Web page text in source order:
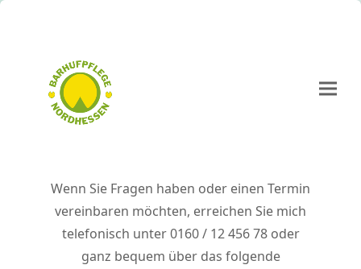
Wenn Sie Fragen haben oder einen Termin
vereinbaren möchten, erreichen Sie mich
telefonisch unter 0160 / 12 456 78 oder
ganz bequem über das folgende